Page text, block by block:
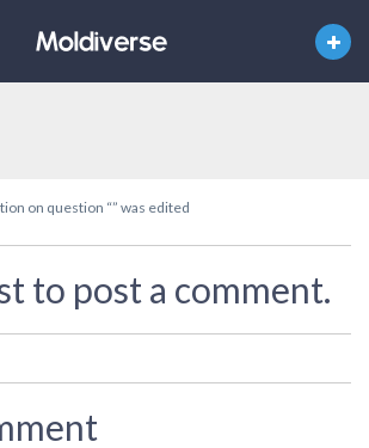
on question “” was edited
to post a comment.